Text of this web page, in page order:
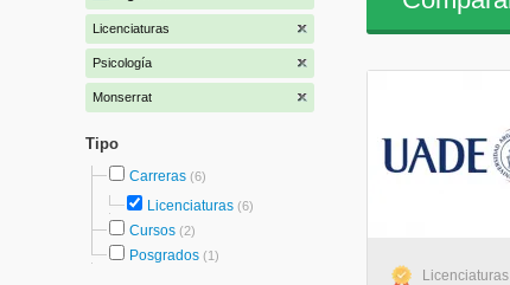
Licenciaturas
Psicología
Monserrat
Tipo
Carreras (6)
Licenciaturas (6)
Cursos (2)
Posgrados (1)